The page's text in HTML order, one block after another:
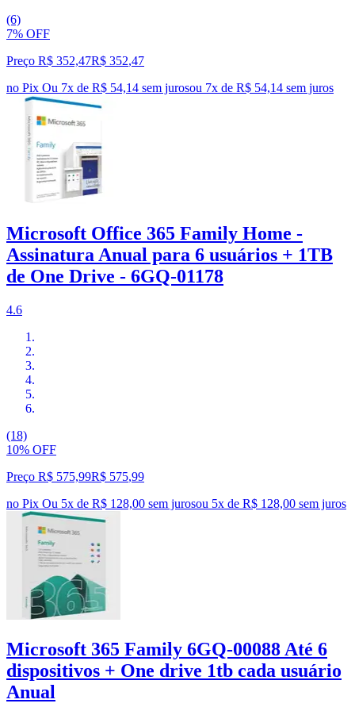
(6)
7% OFF
Preço R$ 352,47R$ 352,47
no Pix Ou 7x de R$ 54,14 sem jurosou 7x de R$ 54,14 sem juros
Microsoft Office 365 Family Home -
Assinatura Anual para 6 usuários + 1TB
de One Drive - 6GQ-01178
4.6
(18)
10% OFF
Preço R$ 575,99R$ 575,99
no Pix Ou 5x de R$ 128,00 sem jurosou 5x de R$ 128,00 sem juros
Microsoft 365 Family 6GQ-00088 Até 6
dispositivos + One drive 1tb cada usuário
Anual